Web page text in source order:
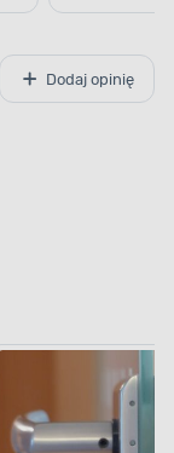
Dodaj opinię